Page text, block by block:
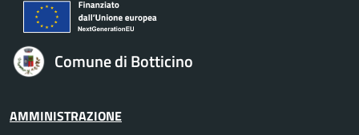
Comune di Botticino
AMMINISTRAZIONE